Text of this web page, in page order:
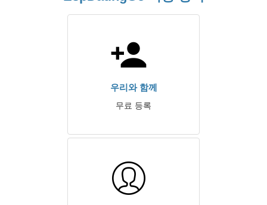
우리와 함께
무료 등록